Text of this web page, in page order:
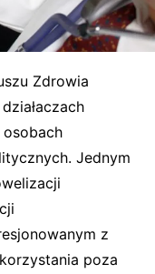
Zdrowia
Jednym
z
poza